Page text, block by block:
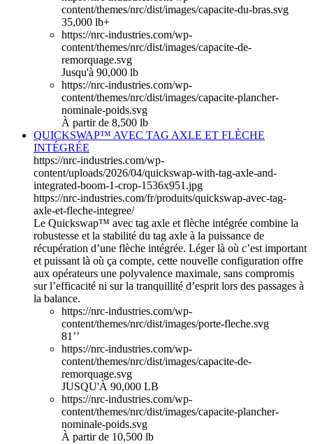
content/themes/nrc/dist/images/capacite-du-bras.svg
35,000 lb+
https://nrc-industries.com/wp-
content/themes/nrc/dist/images/capacite-de-
remorquage.svg
Jusqu'à 90,000 lb
https://nrc-industries.com/wp-
content/themes/nrc/dist/images/capacite-plancher-
nominale-poids.svg
À partir de 8,500 lb
QUICKSWAP™ AVEC TAG AXLE ET FLÈCHE
INTÉGRÉE
https://nrc-industries.com/wp-
content/uploads/2026/04/quickswap-with-tag-axle-and-
integrated-boom-1-crop-1536x951.jpg
https://nrc-industries.com/fr/produits/quickswap-avec-tag-
axle-et-fleche-integree/
Le Quickswap™ avec tag axle et flèche intégrée combine la
robustesse et la stabilité du tag axle à la puissance de
récupération d’une flèche intégrée. Léger là où c’est important
et puissant là où ça compte, cette nouvelle configuration offre
aux opérateurs une polyvalence maximale, sans compromis
sur l’efficacité ni sur la tranquillité d’esprit lors des passages à
la balance.
https://nrc-industries.com/wp-
content/themes/nrc/dist/images/porte-fleche.svg
81’’
https://nrc-industries.com/wp-
content/themes/nrc/dist/images/capacite-de-
remorquage.svg
JUSQU'À 90,000 LB
https://nrc-industries.com/wp-
content/themes/nrc/dist/images/capacite-plancher-
nominale-poids.svg
À partir de 10,500 lb